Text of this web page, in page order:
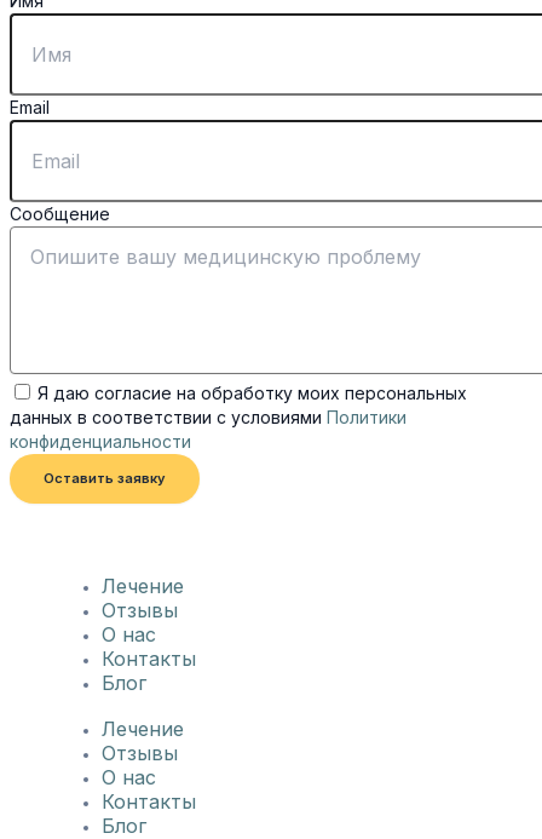
Email
Сообщение
Я даю согласие на обработку моих персональных
данных в соответствии с условиями Политики
конфиденциальности
Оставить заявку
Лечение
Отзывы
О нас
Контакты
Блог
Лечение
Отзывы
О нас
Контакты
Блог